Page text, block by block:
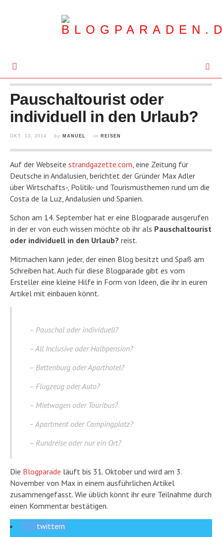
Pauschaltourist oder
individuell in den Urlaub?
OKT. 13, 2014 by MANUEL in REISEN
Auf der Webseite strandgazette.com, eine Zeitung für
Deutsche in Andalusien, berichtet der Gründer Max Adler
über Wirtschafts-, Politik- und Tourismusthemen rund um die
Costa de la Luz, Andalusien und Spanien.
Schon am 14. September hat er eine Blogparade ausgerufen
in der er von euch wissen möchte ob ihr als Pauschaltourist
oder individuell in den Urlaub? reist.
Mitmachen kann jeder, der einen Blog besitzt und Spaß am
Schreiben hat. Auch für diese Blogparade gibt es vom
Ersteller eine kleine Hilfe in Form von Ideen, die ihr in euren
Artikel mit einbauen könnt.
– Pauschal oder individuell?
– All Inclusive oder Halbpension?
– Bettenburg oder Aparthotel?
– Flugzeug oder Auto?
– Mietwagen oder Touribus?
– Apartment oder Campingplatz?
– Rundreise oder nur ein Ort?
Die Blogparade läuft bis 31. Oktober und wird am 3.
November von Max in einem ausführlichen Artikel
zusammengefasst. Wie üblich könnt ihr eure Teilnahme durch
einen Kommentar bestätigen.
twittern